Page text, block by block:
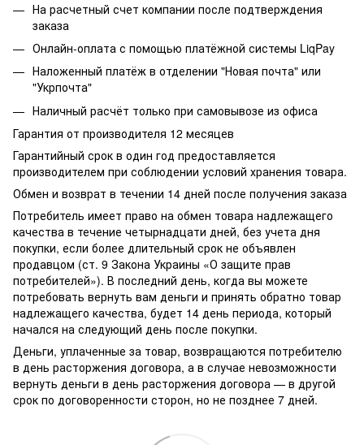
На расчетный счет компании после подтверждения
заказа
Онлайн-оплата с помощью платёжной системы LiqPay
Наложенный платёж в отделении "Новая почта" или
"Укрпочта"
Наличный расчёт только при самовывозе из офиса
Гарантия от производителя 12 месяцев
Гарантийный срок в один год предоставляется
производителем при соблюдении условий хранения товара.
Обмен и возврат в течении 14 дней после получения заказа
Потребитель имеет право на обмен товара надлежащего
качества в течение четырнадцати дней, без учета дня
покупки, если более длительный срок не объявлен
продавцом (ст. 9 Закона Украины «О защите прав
потребителей»). В последний день, когда вы можете
потребовать вернуть вам деньги и принять обратно товар
надлежащего качества, будет 14 день периода, который
начался на следующий день после покупки.
Деньги, уплаченные за товар, возвращаются потребителю
в день расторжения договора, а в случае невозможности
вернуть деньги в день расторжения договора — в другой
срок по договоренности сторон, но не позднее 7 дней.